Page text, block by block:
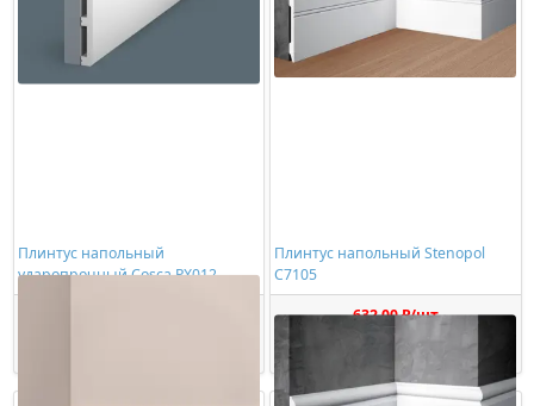
Плинтус напольный
ударопрочный Cosca PX012
Плинтус напольный Stenopol
C7105
632,00 ₽/шт